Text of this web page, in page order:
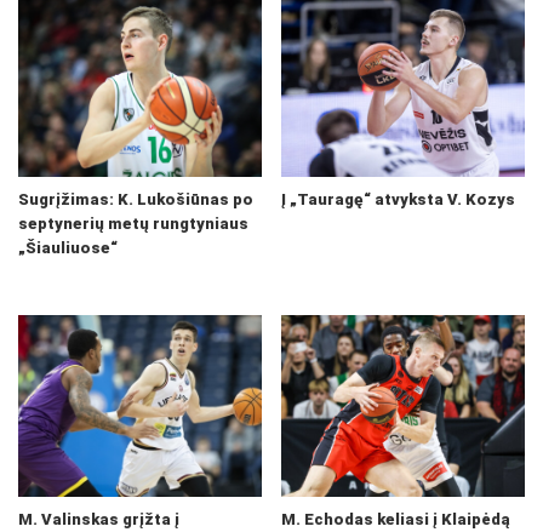
Sugrįžimas: K. Lukošiūnas po
septynerių metų rungtyniaus
„Šiauliuose“
Į „Tauragę“ atvyksta V. Kozys
M. Valinskas grįžta į
M. Echodas keliasi į Klaipėdą